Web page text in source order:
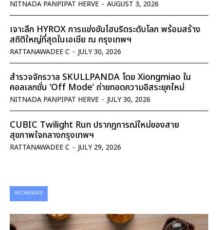
NITNADA PANPIPAT HERVE - AUGUST 3, 2026
เจาะลึก HYROX การแข่งขันไฮบริดระดับโลก พร้อมสร้าง
สถิติใหญ่ที่สุดในเอเชีย ณ กรุงเทพฯ
RATTANAWADEE C - JULY 30, 2026
สำรวจจักรวาล SKULLPANDA โดย Xiongmiao ใน
คอลเลกชั่น ‘Off Mode’ ถ่ายทอดความอิสระยุคใหม่
NITNADA PANPIPAT HERVE - JULY 30, 2026
CUBIC Twilight Run ปรากฏการณ์ใหม่ของสาย
สุขภาพใจกลางกรุงเทพฯ
RATTANAWADEE C - JULY 29, 2026
RECOMENDED